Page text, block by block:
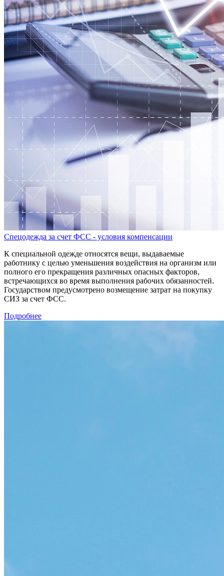
Спецодежда за счет ФСС - условия компенсации
К специальной одежде относятся вещи, выдаваемые
работнику с целью уменьшения воздействия на организм или
полного его прекращения различных опасных факторов,
встречающихся во время выполнения рабочих обязанностей.
Государством предусмотрено возмещение затрат на покупку
СИЗ за счет ФСС.
Подробнее